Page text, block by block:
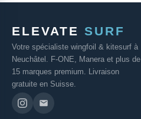
ELEVATE SURF
Votre spécialiste wingfoil & kitesurf à
Neuchâtel. F-ONE, Manera et plus de
15 marques premium. Livraison
gratuite en Suisse.